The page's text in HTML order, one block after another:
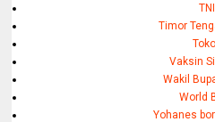
TNI
Timor
Vaksin
Wakil
World
Yohanes